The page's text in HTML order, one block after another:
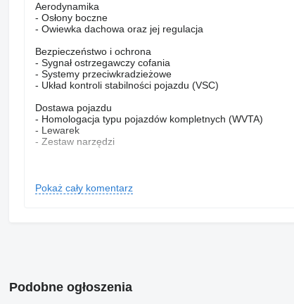
Aerodynamika
- Osłony boczne
- Owiewka dachowa oraz jej regulacja
Bezpieczeństwo i ochrona
- Sygnał ostrzegawczy cofania
- Systemy przeciwkradzieżowe
- Układ kontroli stabilności pojazdu (VSC)
Dostawa pojazdu
- Homologacja typu pojazdów kompletnych (WVTA)
- Lewarek
- Zestaw narzędzi
- Dolne zewnętrzne światła przednie
- Główne lusterka
- Zawieszenie kabiny
Pokaż cały komentarz
Podobne ogłoszenia